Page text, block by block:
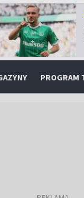
PROGRAM